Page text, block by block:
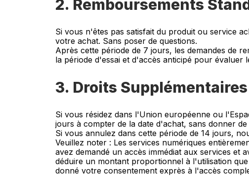
2. Remboursements
Si vous n'êtes pas satisfait du produit ou service
votre achat. Sans poser de questions.
Après cette période de 7 jours, les demandes de
la période d'essai et d'accès anticipé pour évaluer
3. Droits
Si vous résidez dans l'Union européenne ou
jours à compter de la date d'achat, sans donner de
Si vous annulez dans cette période de 14 jours,
Veuillez noter : Les services numériques
avez demandé un accès immédiat aux services et
déduire un montant proportionnel à l'utilisation
donné votre consentement exprès à l'accès